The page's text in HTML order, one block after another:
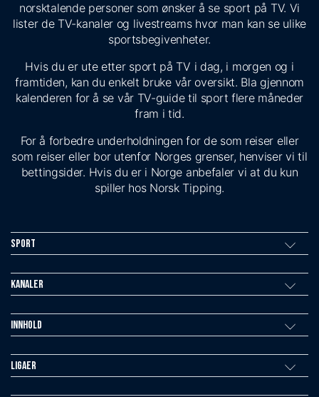
norsktalende personer som ønsker å se sport på TV. Vi
lister de TV-kanaler og livestreams hvor man kan se ulike
sportsbegivenheter.
Hvis du er ute etter sport på TV i dag, i morgen og i
framtiden, kan du enkelt bruke vår oversikt. Bla gjennom
kalenderen for å se vår TV-guide til sport flere måneder
fram i tid.
For å forbedre underholdningen for de som reiser eller
som reiser eller bor utenfor Norges grenser, henviser vi til
bettingsider. Hvis du er i Norge anbefaler vi at du kun
spiller hos Norsk Tipping.
Sport
Kanaler
Innhold
Ligaer